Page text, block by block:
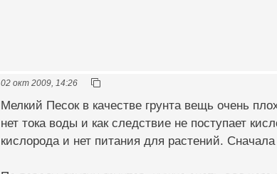
02 окт 2009, 14:26
Мелкий Песок в качестве грунта вещь очень
нет тока воды и как следствие не поступает
кислорода и нет питания для растений.